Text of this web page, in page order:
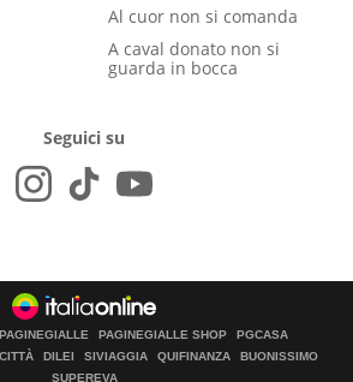
Al cuor non si comanda
A caval donato non si
guarda in bocca
Seguici su
PAGINEGIALLE PAGINEGIALLE SHOP
PGCASA
DILEI SIVIAGGIA QUIFINANZA
BUONISSIMO
SUPEREVA